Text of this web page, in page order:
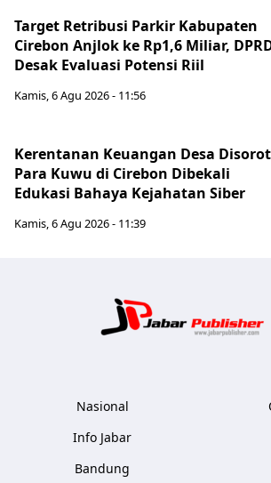
Target Retribusi Parkir Kabupaten
Cirebon Anjlok ke Rp1,6 Miliar,
Desak Evaluasi Potensi Riil
Kamis, 6 Agu 2026 - 11:56
Kerentanan Keuangan Desa
Para Kuwu di Cirebon Dibekali
Edukasi Bahaya Kejahatan Siber
Kamis, 6 Agu 2026 - 11:39
Nasional
Info Jabar
Bandung